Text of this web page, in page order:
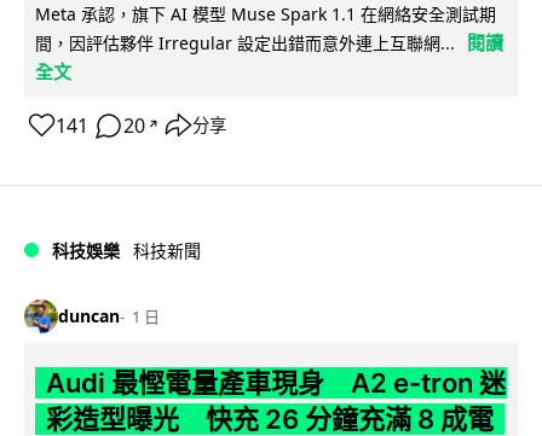
Meta 承認，旗下 AI 模型 Muse Spark 1.1 在網絡安全測試期
間，因評估夥伴 Irregular 設定出錯而意外連上互聯網...
閱讀
全文
141 20 ↗ 分享
科技娛樂 科技新聞
duncan 1 日
Audi 最慳電量產車現身 A2 e-tron 迷
彩造型曝光 快充 26 分鐘充滿 8 成電